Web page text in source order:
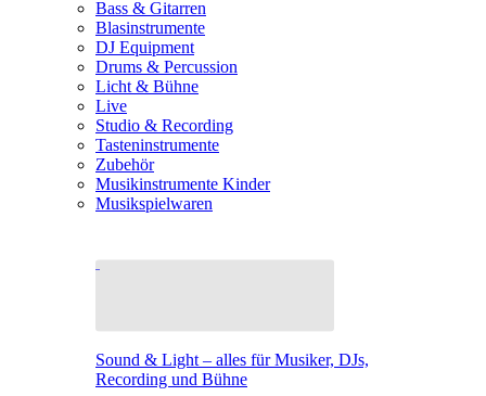
Bass & Gitarren
Blasinstrumente
DJ Equipment
Drums & Percussion
Licht & Bühne
Live
Studio & Recording
Tasteninstrumente
Zubehör
Musikinstrumente Kinder
Musikspielwaren
Sound & Light – alles für Musiker, DJs,
Recording und Bühne